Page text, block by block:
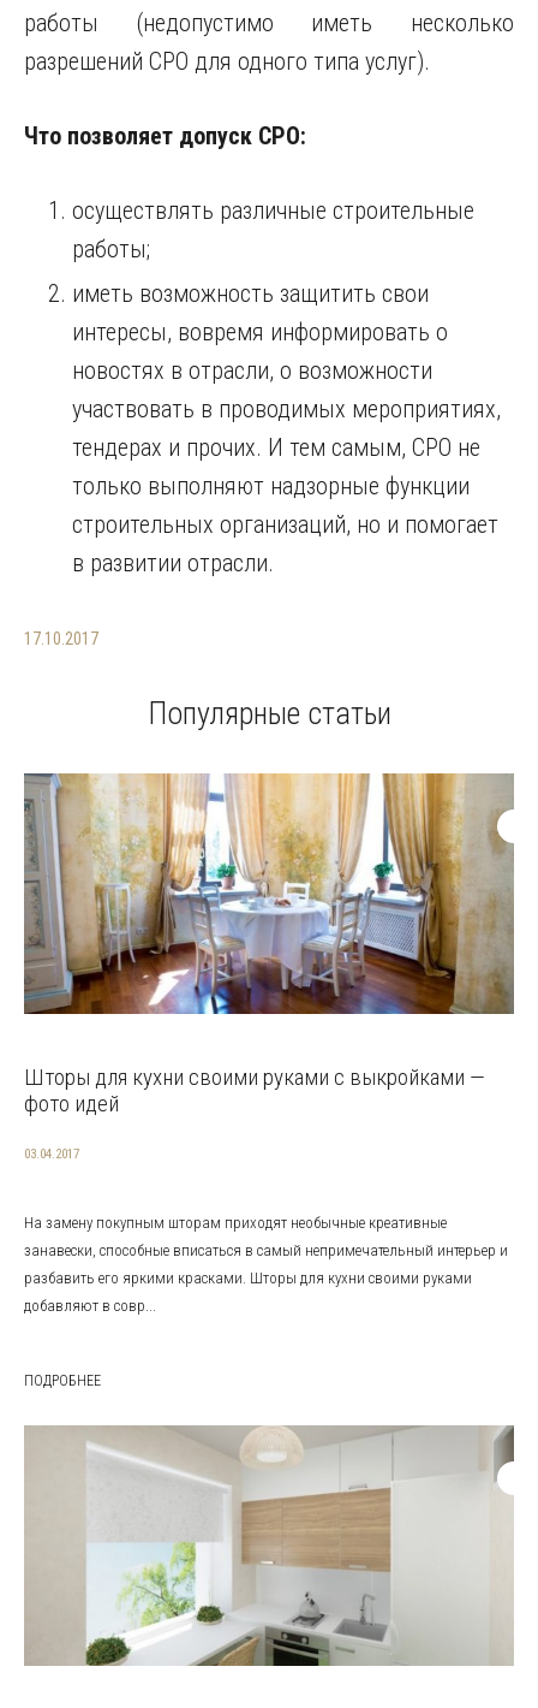
работы (недопустимо иметь несколько
разрешений СРО для одного типа услуг).
Что позволяет допуск СРО:
осуществлять различные строительные
работы;
иметь возможность защитить свои
интересы, вовремя информировать о
новостях в отрасли, о возможности
участвовать в проводимых мероприятиях,
тендерах и прочих. И тем самым, СРО не
только выполняют надзорные функции
строительных организаций, но и помогает
в развитии отрасли.
17.10.2017
Популярные статьи
Шторы для кухни своими руками с выкройками —
фото идей
03.04.2017
На замену покупным шторам приходят необычные креативные
занавески, способные вписаться в самый непримечательный интерьер и
разбавить его яркими красками. Шторы для кухни своими руками
добавляют в совр...
ПОДРОБНЕЕ